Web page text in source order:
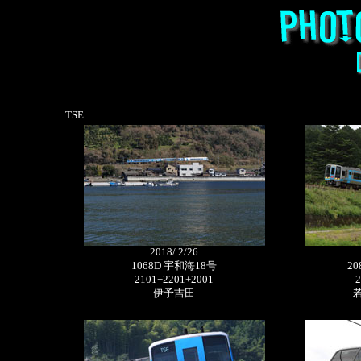
TSE
2018/ 2/26
1068D 宇和海18号
2101+2201+2001
伊予吉田